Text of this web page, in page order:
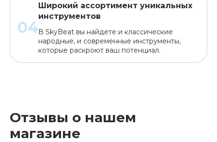
Широкий ассортимент уникальных
инструментов
В SkyBeat вы найдете и классические
народные, и современные инструменты,
которые раскроют ваш потенциал.
Отзывы о нашем
магазине